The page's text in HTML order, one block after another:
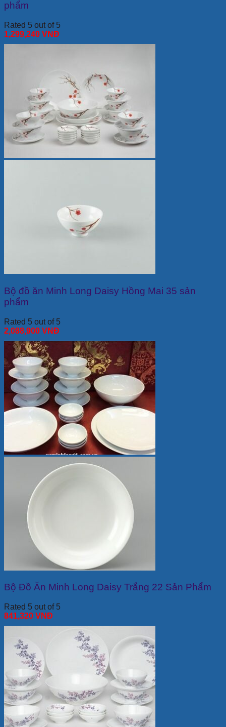
phẩm
Rated 5 out of 5
1,299,240 VNĐ
Bộ đồ ăn Minh Long Daisy Hồng Mai 35 sản
phẩm
Rated 5 out of 5
2,088,900 VNĐ
Bộ Đồ Ăn Minh Long Daisy Trắng 22 Sản Phẩm
Rated 5 out of 5
841,320 VNĐ